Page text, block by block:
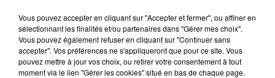
Vous pouvez accepter en cliquant sur "Accepter et fermer", ou affiner en
sélectionnant les finalités et/ou partenaires dans "Gérer mes choix".
Vous pouvez également refuser en cliquant sur "Continuer sans
accepter". Vos préférences ne s'appliqueront que pour ce site. Vous
pouvez mettre à jour vos choix, ou retirer votre consentement à tout
moment via le lien "Gérer les cookies" situé en bas de chaque page.